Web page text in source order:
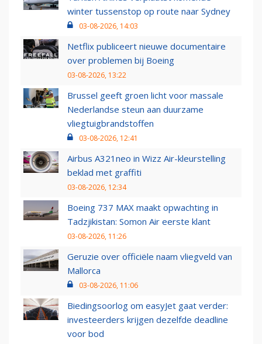
winter tussenstop op route naar Sydney
03-08-2026, 14:03
Netflix publiceert nieuwe documentaire
over problemen bij Boeing
03-08-2026, 13:22
Brussel geeft groen licht voor massale
Nederlandse steun aan duurzame
vliegtuigbrandstoffen
03-08-2026, 12:41
Airbus A321neo in Wizz Air-kleurstelling
beklad met graffiti
03-08-2026, 12:34
Boeing 737 MAX maakt opwachting in
Tadzjikistan: Somon Air eerste klant
03-08-2026, 11:26
Geruzie over officiële naam vliegveld van
Mallorca
03-08-2026, 11:06
Biedingsoorlog om easyJet gaat verder:
investeerders krijgen dezelfde deadline
voor bod